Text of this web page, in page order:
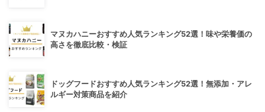
マヌカハニーおすすめ人気ランキング52選！味や栄養価の
高さを徹底比較・検証
ドッグフードおすすめ人気ランキング52選！無添加・アレ
ルギー対策商品を紹介